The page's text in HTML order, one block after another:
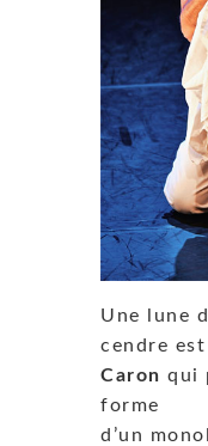
Une lune
cendre
Caron qui
forme
d’un